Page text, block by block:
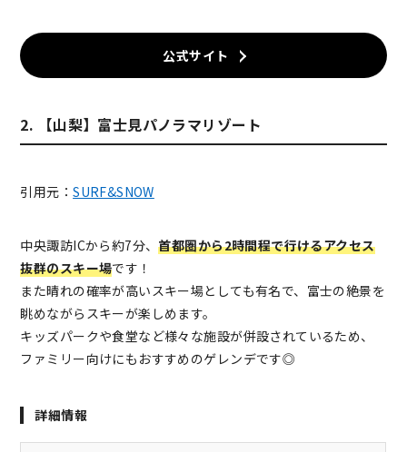
公式サイト
2. 【山梨】富士見パノラマリゾート
引用元：SURF&SNOW
中央諏訪ICから約7分、首都圏から2時間程で行けるアクセス
抜群のスキー場です！
また晴れの確率が高いスキー場としても有名で、富士の絶景を
眺めながらスキーが楽しめます。
キッズパークや食堂など様々な施設が併設されているため、
ファミリー向けにもおすすめのゲレンデです◎
詳細情報